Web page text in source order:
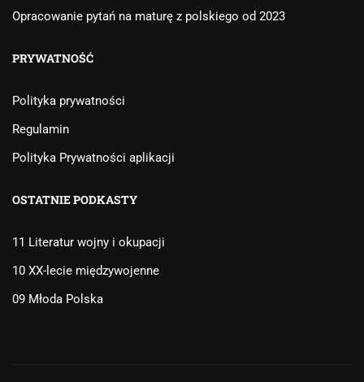
Opracowanie pytań na maturę z polskiego od 2023
PRYWATNOŚĆ
Polityka prywatności
Regulamin
Polityka Prywatności aplikacji
OSTATNIE PODKASTY
11 Literatur wojny i okupacji
10 XX-lecie międzywojenne
09 Młoda Polska